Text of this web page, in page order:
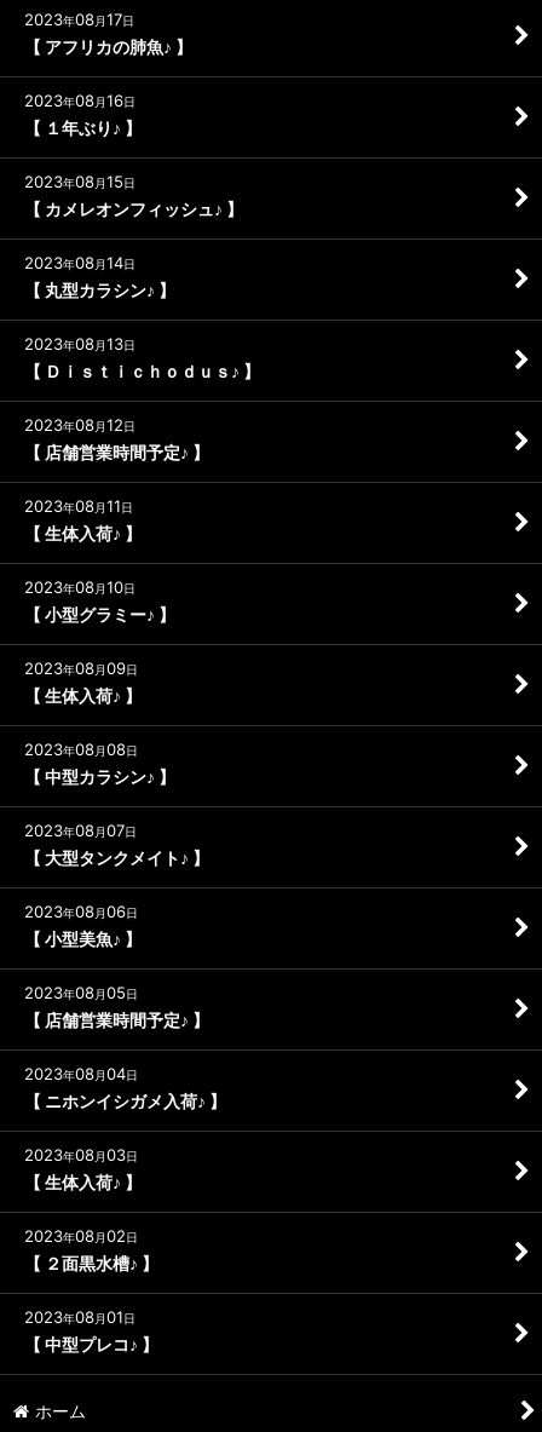
2023年08月17日
【 アフリカの肺魚♪ 】
2023年08月16日
【 １年ぶり♪ 】
2023年08月15日
【 カメレオンフィッシュ♪ 】
2023年08月14日
【 丸型カラシン♪ 】
2023年08月13日
【 Ｄｉｓｔｉｃｈｏｄｕｓ♪ 】
2023年08月12日
【 店舗営業時間予定♪ 】
2023年08月11日
【 生体入荷♪ 】
2023年08月10日
【 小型グラミー♪ 】
2023年08月09日
【 生体入荷♪ 】
2023年08月08日
【 中型カラシン♪ 】
2023年08月07日
【 大型タンクメイト♪ 】
2023年08月06日
【 小型美魚♪ 】
2023年08月05日
【 店舗営業時間予定♪ 】
2023年08月04日
【 ニホンイシガメ入荷♪ 】
2023年08月03日
【 生体入荷♪ 】
2023年08月02日
【 ２面黒水槽♪ 】
2023年08月01日
【 中型プレコ♪ 】
ホーム